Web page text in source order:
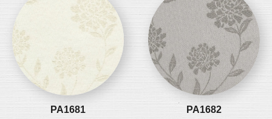
PA1681 PA1682